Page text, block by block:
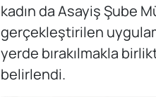
kadın da Asayiş Şube
gerçekleştirilen
yerde bırakılmakla
belirlendi.